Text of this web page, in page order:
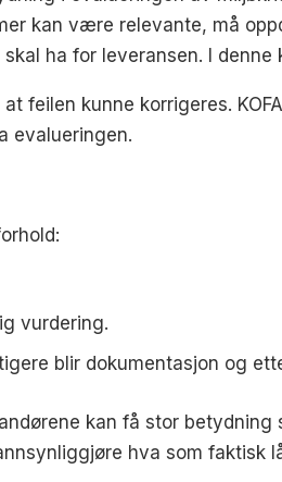
kan være relevante, må
ha for leveransen. I
feilen kunne korrigeres.
evalueringen.
vurdering.
blir dokumentasjon og
kan få stor betydning
hva som faktisk